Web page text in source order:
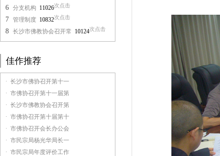
6 分支机构 11026次点击
7 管理制度 10832次点击
8 长沙市佛教协会召开常 10124次点击
佳作推荐
· 长沙市佛协召开第十一
· 市佛协召开第十一届第
· 长沙市佛教协会召开第
· 市佛协召开第十届第十
· 市佛协召开会长办公会
· 市民宗局杨光华局长一
· 市民宗局年度评价工作